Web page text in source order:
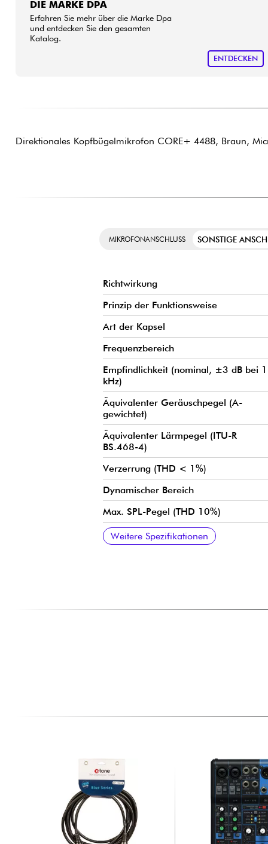
DIE MARKE DPA
Erfahren Sie mehr über die Marke Dpa
und entdecken Sie den gesamten
Katalog.
ENTDECKEN
Direktionales Kopfbügelmikrofon CORE+ 4488, Braun,
MIKROFONANSCHLUSS SONSTIGE
Richtwirkung
Prinzip der Funktionsweise
Art der Kapsel
Frequenzbereich
Empfindlichkeit (nominal, ±3 dB bei 1
kHz)
Äquivalenter Geräuschpegel (A-
gewichtet)
Äquivalenter Lärmpegel (ITU-R
BS.468-4)
Verzerrung (THD < 1%)
Dynamischer Bereich
Max. SPL-Pegel (THD 10%)
Nominale Ausgangsimpedanz
Kabelkapazität
Stromversorgung (für volle Leistung)
Stromverbrauch
Anschluss
Gewicht
Durchmesser des Mikrofons
Länge des Kabels
Durchmesser des Kabels
Polarität
Temperaturbereich
Relative Luftfeuchtigkeit (RH)
Farben
Polar-Diagramm
Weitere Spezifikationen